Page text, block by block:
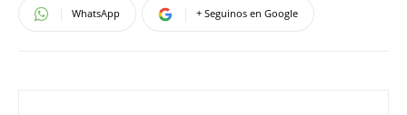
WhatsApp + Seguinos en Google